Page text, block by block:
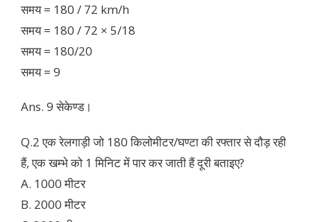
समय = 180 / 72 km/h
समय = 180 / 72 × 5/18
समय = 180/20
समय = 9
Ans. 9 सेकेण्ड।
Q.2 एक रेलगाड़ी जो 180 किलोमीटर/घण्टा की रफ्तार से दौड़ रही
हैं, एक खम्भे को 1 मिनिट में पार कर जाती हैं दूरी बताइए?
A. 1000 मीटर
B. 2000 मीटर